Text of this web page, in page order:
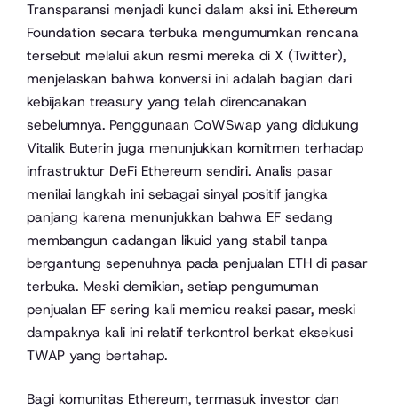
Transparansi menjadi kunci dalam aksi ini. Ethereum
Foundation secara terbuka mengumumkan rencana
tersebut melalui akun resmi mereka di X (Twitter),
menjelaskan bahwa konversi ini adalah bagian dari
kebijakan treasury yang telah direncanakan
sebelumnya. Penggunaan CoWSwap yang didukung
Vitalik Buterin juga menunjukkan komitmen terhadap
infrastruktur DeFi Ethereum sendiri. Analis pasar
menilai langkah ini sebagai sinyal positif jangka
panjang karena menunjukkan bahwa EF sedang
membangun cadangan likuid yang stabil tanpa
bergantung sepenuhnya pada penjualan ETH di pasar
terbuka. Meski demikian, setiap pengumuman
penjualan EF sering kali memicu reaksi pasar, meski
dampaknya kali ini relatif terkontrol berkat eksekusi
TWAP yang bertahap.
Bagi komunitas Ethereum, termasuk investor dan